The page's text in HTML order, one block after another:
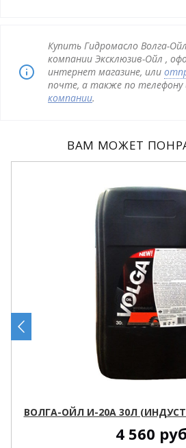
Купить Гидромасло Волга-
компании Эксклюзив-Ойл ,
интернет магазине, или
почте, а также по телефону
компании.
ВАМ МОЖЕТ
ВОЛГА-ОЙЛ И-20А 30Л
4 560